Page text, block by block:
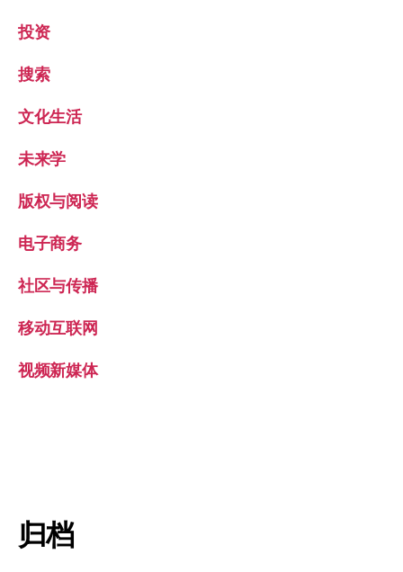
投资
搜索
文化生活
未来学
版权与阅读
电子商务
社区与传播
移动互联网
视频新媒体
归档